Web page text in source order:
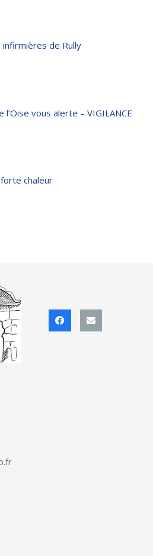
infirmières de Rully
l’Oise vous alerte – VIGILANCE
chaleur